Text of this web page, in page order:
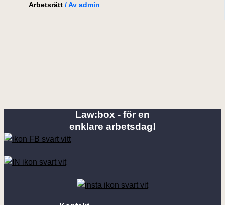
Arbetsrätt/ Av admin
Law:box - för en
enklare arbetsdag!